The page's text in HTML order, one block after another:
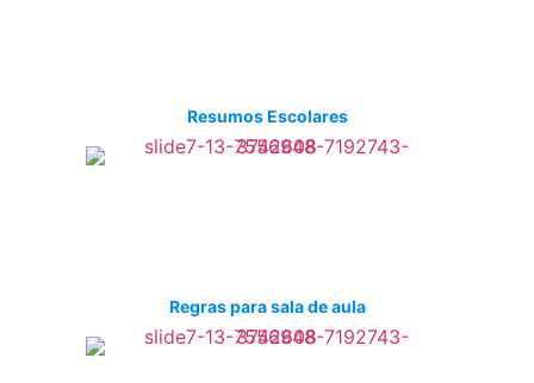
Resumos Escolares
Regras para sala de aula